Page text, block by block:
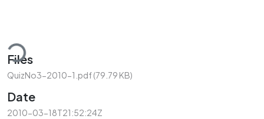
Files
QuizNo3-2010-1.pdf(79.79 KB)
Date
2010-03-18T21:52:24Z